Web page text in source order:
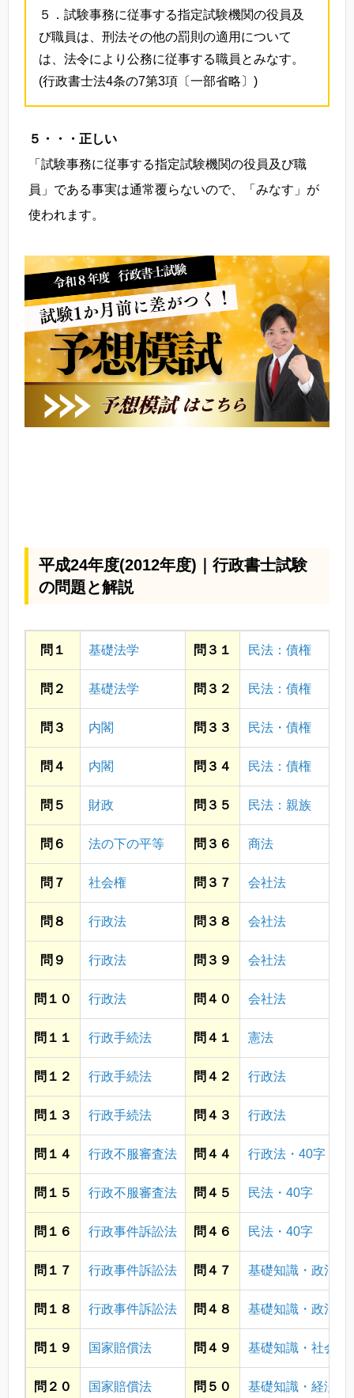
５．試験事務に従事する指定試験機関の役員及
び職員は、刑法その他の罰則の適用について
は、法令により公務に従事する職員とみなす。
(行政書士法4条の7第3項〔一部省略〕)
５・・・正しい
「試験事務に従事する指定試験機関の役員及び職
員」である事実は通常覆らないので、「みなす」が
使われます。
平成24年度(2012年度)｜行政書士試験
の問題と解説
問１ 基礎法学 問３１ 民法：債権
問２ 基礎法学 問３２ 民法：債権
問３ 内閣 問３３ 民法・債権
問４ 内閣 問３４ 民法：債権
問５ 財政 問３５ 民法：親族
問６ 法の下の平等 問３６ 商法
問７ 社会権 問３７ 会社法
問８ 行政法 問３８ 会社法
問９ 行政法 問３９ 会社法
問１０ 行政法 問４０ 会社法
問１１ 行政手続法 問４１ 憲法
問１２ 行政手続法 問４２ 行政法
問１３ 行政手続法 問４３ 行政法
問１４ 行政不服審査法 問４４ 行政法・40字
問１５ 行政不服審査法 問４５ 民法・40字
問１６ 行政事件訴訟法 問４６ 民法・40字
問１７ 行政事件訴訟法 問４７ 基礎知識・政治
問１８ 行政事件訴訟法 問４８ 基礎知識・政治
問１９ 国家賠償法 問４９ 基礎知識・社会
問２０ 国家賠償法 問５０ 基礎知識・経済